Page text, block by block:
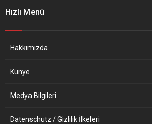
zorunda kalıyor” ifadesini
şirketlerinin enerji
Hızlı Menü
Hakkımızda
Künye
Medya Bilgileri
Datenschutz / Gizlilik İlkeleri